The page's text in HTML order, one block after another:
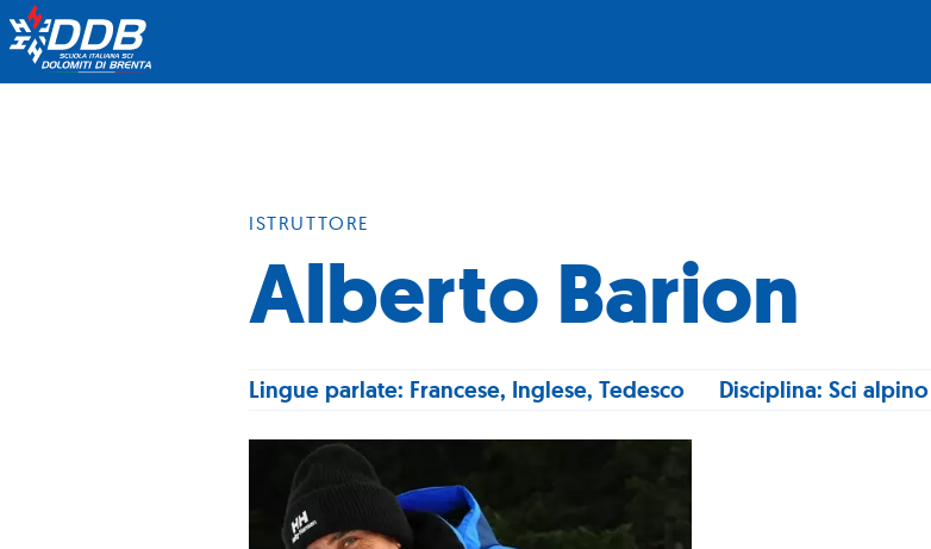
Alberto Barion
ISTRUTTORE
Lingue parlate: Francese, Inglese, Tedesco Disciplina: Sci alpino